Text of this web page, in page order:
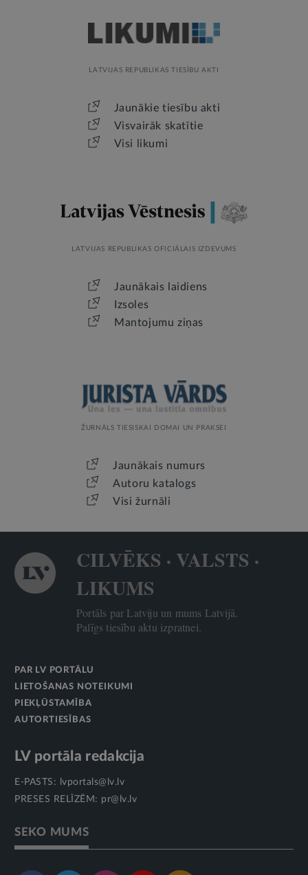
LATVIJAS REPUBLIKAS TIESĪBU AKTI
Jaunākie tiesību akti
Visvairāk skatītie
Visi likumi
LATVIJAS REPUBLIKAS OFICIĀLAIS IZDEVUMS
Jaunākais laidiens
Izsoles
Mantojumu ziņas
ŽURNĀLS TIESISKAI DOMAI UN PRAKSEI
Jaunākais numurs
Autoru katalogs
Visi žurnāli
CILVĒKS · VALSTS ·
LIKUMS
Portāls par Latviju un mums Latvijā.
Palīgs tiesību aktu izpratnei.
PAR LV PORTĀLU
LIETOŠANAS NOTEIKUMI
PIEKĻŪSTAMĪBA
AUTORTIESĪBAS
LV portāla redakcija
E-PASTS:
lvportals@lv.lv
PRESES RELĪZĒM: pr@lv.lv
SEKO MUMS